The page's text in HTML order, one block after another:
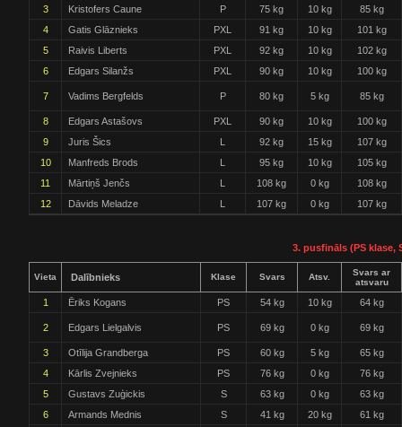
3
Kristofers Caune P 75 kg 10 kg
85 kg
4
Gatis Glāznieks PXL 91 kg 10 kg
101 kg
5
Raivis Liberts PXL 92 kg 10 kg
102 kg
6
Edgars Silanžs PXL 90 kg 10 kg 100 kg
7 Vadims Bergfelds P 80 kg 5 kg 85 kg
8 Edgars Astašovs PXL 90 kg 10 kg
100 kg
9
Juris Šics 92 kg 15 kg
107 kg
10
Manfreds Brods 95 kg 10 kg
105 kg
11
Mārtiņš Jenčs 108 kg 0 kg
108 kg
12
Dāvids Meladze 107 kg 0 kg 107 kg
3. pusfināls (PS klase,
Vieta Dalībnieks Klase Svars Atsv.
Svars ar
atsvaru
1 Ēriks Kogans PS 54 kg 10 kg 64 kg
2 Edgars Lielgalvis PS 69 kg 0 kg 69 kg
3 Otīlija Grandberga PS 60 kg 5 kg
65 kg
4
Kārlis Zvejnieks PS 76 kg 0 kg
76 kg
5
Gustavs Zuģickis S 63 kg 0 kg
63 kg
6
Armands Mednis S 41 kg 20 kg
61 kg